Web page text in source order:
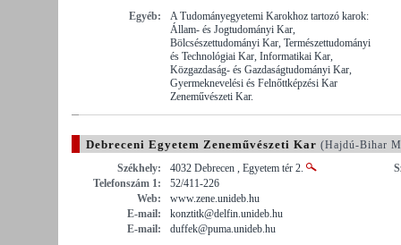
Egyéb:
A Tudományegyetemi Karokhoz tartozó karok:
Állam- és Jogtudományi Kar,
Bölcsészettudományi Kar, Természettudományi
és Technológiai Kar, Informatikai Kar,
Közgazdaság- és Gazdaságtudományi Kar,
Gyermeknevelési és Felnőttképzési Kar
Zeneművészeti Kar.
Debreceni Egyetem Zeneművészeti Kar (Hajdú-Bihar
Székhely:
4032 Debrecen , Egyetem tér 2.
Telefonszám 1:
52/411-226
Web:
www.zene.unideb.hu
E-mail:
konztitk@delfin.unideb.hu
E-mail:
duffek@puma.unideb.hu